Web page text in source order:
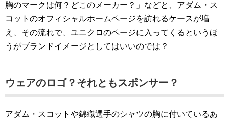
胸のマークは何？どこのメーカー？」などと、アダム・ス
コットのオフィシャルホームページを訪れるケースが増
え、その流れで、ユニクロのページに入ってくるというほ
うがブランドイメージとしてはいいのでは？
ウェアのロゴ？それともスポンサー？
アダム・スコットや錦織選手のシャツの胸に付いているあ